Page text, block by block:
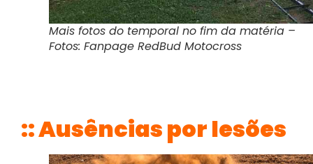
Mais fotos do temporal no fim da matéria –
Fotos: Fanpage RedBud Motocross
:: Ausências por lesões